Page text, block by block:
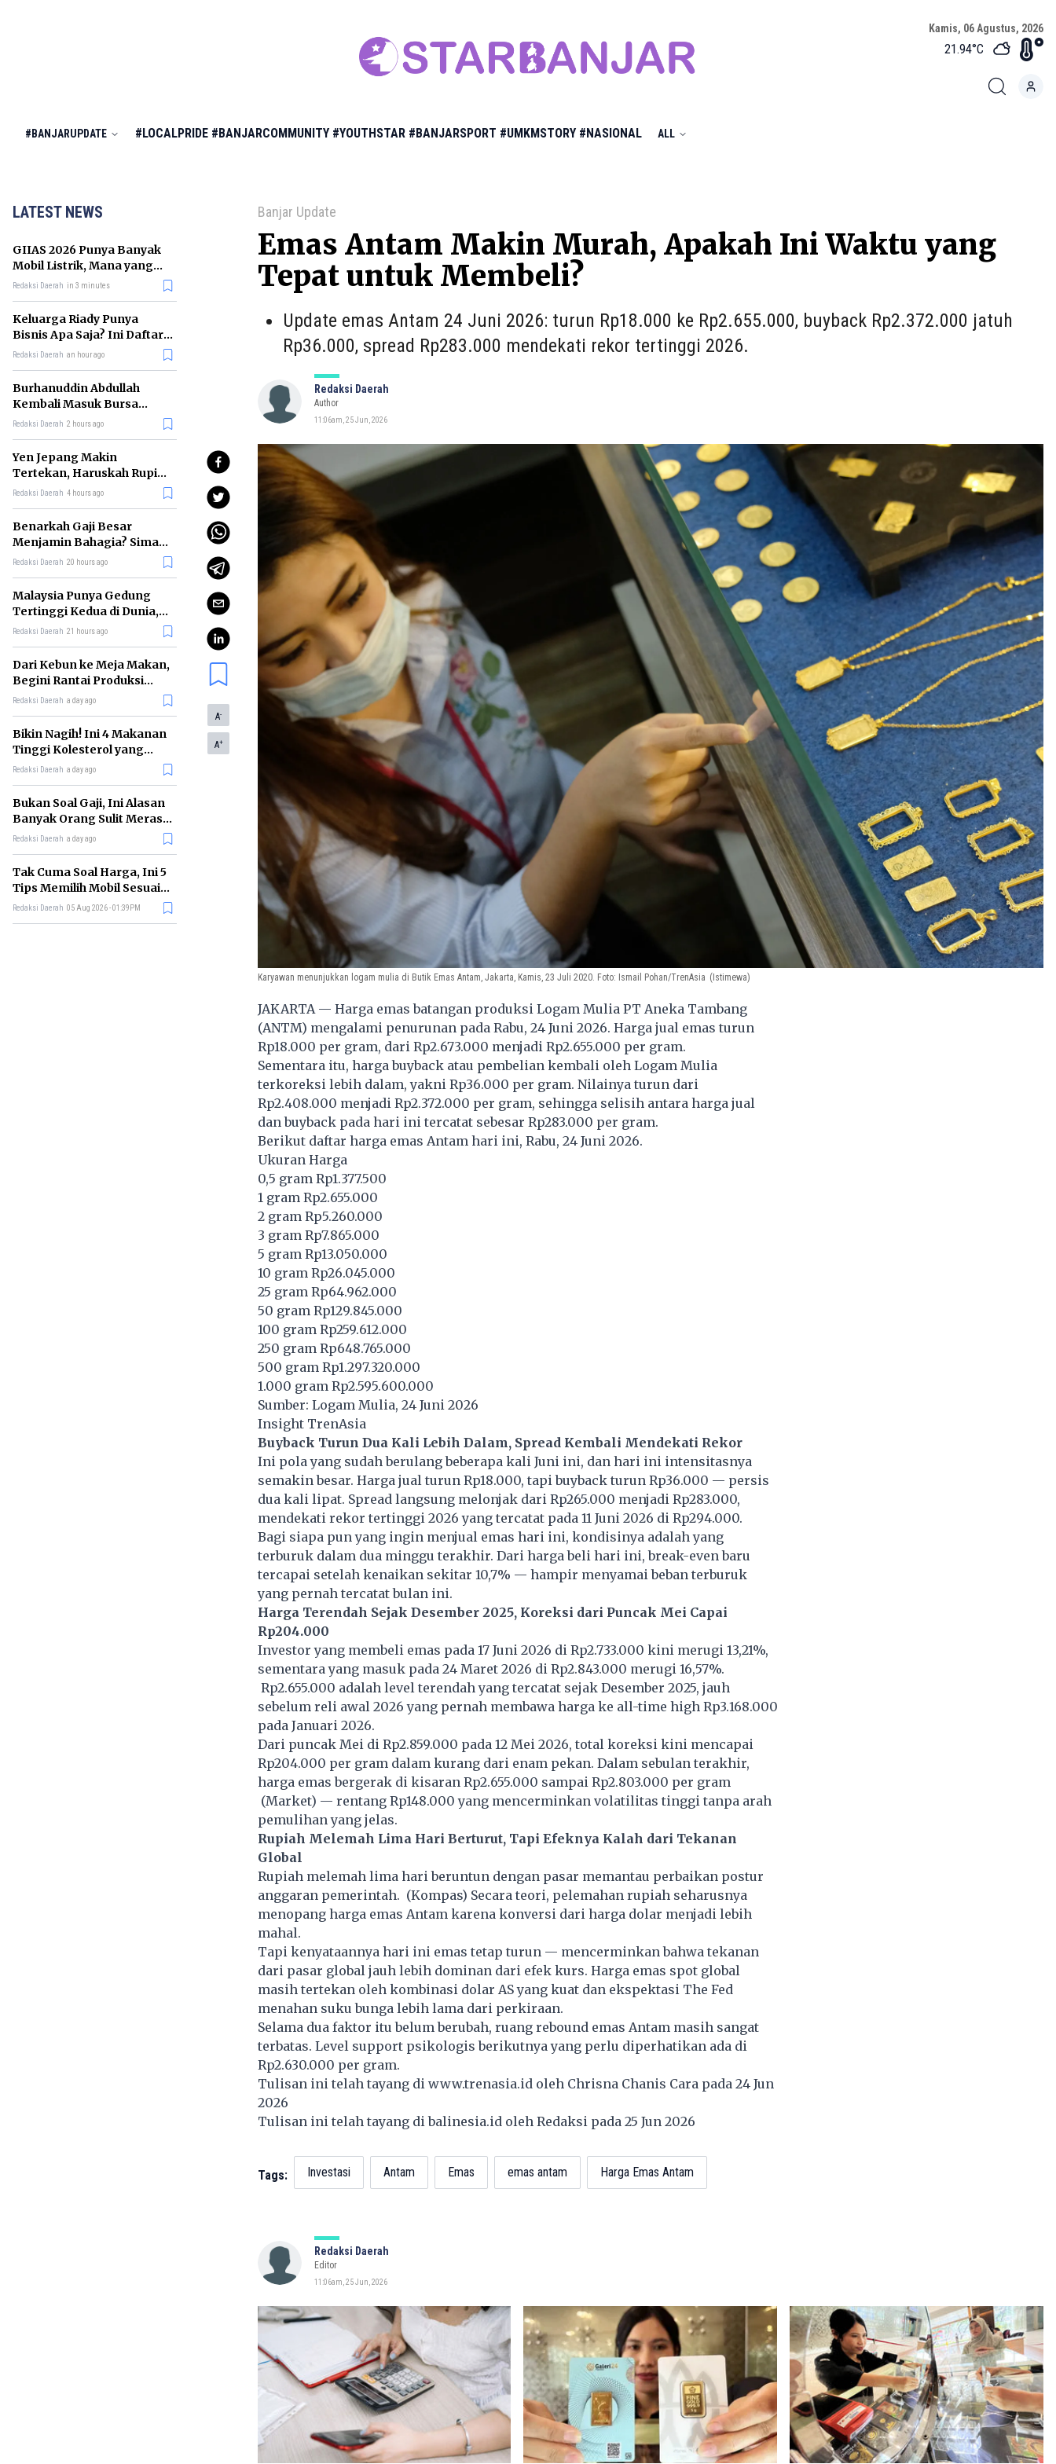
Kamis, 06 Agustus, 2026
21.94°C
#BANJARUPDATE #LOCALPRIDE #BANJARCOMMUNITY #YOUTHSTAR #BANJARSPORT #UMKMSTORY #NASIONAL ALL
LATEST NEWS
GIIAS 2026 Punya Banyak
Mobil Listrik, Mana yang
Cocok untuk Gaji Rp10 Juta?
Redaksi Daerah in 3 minutes
Keluarga Riady Punya
Bisnis Apa Saja? Ini Daftar
Kerajaan Usahanya
Redaksi Daerah an hour ago
Burhanuddin Abdullah
Kembali Masuk Bursa
Gubernur BI, Ini Rekam
Redaksi Daerah 2 hours ago
Yen Jepang Makin
Tertekan, Haruskah Rupiah
Ikut Khawatir?
Redaksi Daerah 4 hours ago
Benarkah Gaji Besar
Menjamin Bahagia? Simak
Penjelasan Ilmu Ekonomi
Redaksi Daerah 20 hours ago
Malaysia Punya Gedung
Tertinggi Kedua di Dunia,
Ini Daftar Lengkap 2026
Redaksi Daerah 21 hours ago
Dari Kebun ke Meja Makan,
Begini Rantai Produksi
Sawit di Indonesia
Redaksi Daerah a day ago
Bikin Nagih! Ini 4 Makanan
Tinggi Kolesterol yang
Sebaiknya Dikurangi
Redaksi Daerah a day ago
Bukan Soal Gaji, Ini Alasan
Banyak Orang Sulit Merasa
Cukup
Redaksi Daerah a day ago
Tak Cuma Soal Harga, Ini 5
Tips Memilih Mobil Sesuai
Kebutuhan
Redaksi Daerah 05 Aug 2026 - 01:39PM
Banjar Update
Emas Antam Makin Murah, Apakah Ini Waktu yang
Tepat untuk Membeli?
Update emas Antam 24 Juni 2026: turun Rp18.000 ke Rp2.655.000, buyback Rp2.372.000 jatuh
Rp36.000, spread Rp283.000 mendekati rekor tertinggi 2026.
Redaksi Daerah
Author
11:06am, 25 Jun, 2026
A-
A+
Karyawan menunjukkan logam mulia di Butik Emas Antam, Jakarta, Kamis, 23 Juli 2020. Foto: Ismail Pohan/TrenAsia (Istimewa)
JAKARTA — Harga emas batangan produksi Logam Mulia PT Aneka Tambang
(ANTM) mengalami penurunan pada Rabu, 24 Juni 2026. Harga jual emas turun
Rp18.000 per gram, dari Rp2.673.000 menjadi Rp2.655.000 per gram.
Sementara itu, harga buyback atau pembelian kembali oleh Logam Mulia
terkoreksi lebih dalam, yakni Rp36.000 per gram. Nilainya turun dari
Rp2.408.000 menjadi Rp2.372.000 per gram, sehingga selisih antara harga jual
dan buyback pada hari ini tercatat sebesar Rp283.000 per gram.
Berikut daftar harga emas Antam hari ini, Rabu, 24 Juni 2026.
Ukuran Harga
0,5 gram Rp1.377.500
1 gram Rp2.655.000
2 gram Rp5.260.000
3 gram Rp7.865.000
5 gram Rp13.050.000
10 gram Rp26.045.000
25 gram Rp64.962.000
50 gram Rp129.845.000
100 gram Rp259.612.000
250 gram Rp648.765.000
500 gram Rp1.297.320.000
1.000 gram Rp2.595.600.000
Sumber: Logam Mulia, 24 Juni 2026
Insight TrenAsia
Buyback Turun Dua Kali Lebih Dalam, Spread Kembali Mendekati Rekor
Ini pola yang sudah berulang beberapa kali Juni ini, dan hari ini intensitasnya
semakin besar. Harga jual turun Rp18.000, tapi buyback turun Rp36.000 — persis
dua kali lipat. Spread langsung melonjak dari Rp265.000 menjadi Rp283.000,
mendekati rekor tertinggi 2026 yang tercatat pada 11 Juni 2026 di Rp294.000.
Bagi siapa pun yang ingin menjual emas hari ini, kondisinya adalah yang
terburuk dalam dua minggu terakhir. Dari harga beli hari ini, break-even baru
tercapai setelah kenaikan sekitar 10,7% — hampir menyamai beban terburuk
yang pernah tercatat bulan ini.
Harga Terendah Sejak Desember 2025, Koreksi dari Puncak Mei Capai
Rp204.000
Investor yang membeli emas pada 17 Juni 2026 di Rp2.733.000 kini merugi 13,21%,
sementara yang masuk pada 24 Maret 2026 di Rp2.843.000 merugi 16,57%.
Rp2.655.000 adalah level terendah yang tercatat sejak Desember 2025, jauh
sebelum reli awal 2026 yang pernah membawa harga ke all-time high Rp3.168.000
pada Januari 2026.
Dari puncak Mei di Rp2.859.000 pada 12 Mei 2026, total koreksi kini mencapai
Rp204.000 per gram dalam kurang dari enam pekan. Dalam sebulan terakhir,
harga emas bergerak di kisaran Rp2.655.000 sampai Rp2.803.000 per gram
(Market) — rentang Rp148.000 yang mencerminkan volatilitas tinggi tanpa arah
pemulihan yang jelas.
Rupiah Melemah Lima Hari Berturut, Tapi Efeknya Kalah dari Tekanan
Global
Rupiah melemah lima hari beruntun dengan pasar memantau perbaikan postur
anggaran pemerintah. (Kompas) Secara teori, pelemahan rupiah seharusnya
menopang harga emas Antam karena konversi dari harga dolar menjadi lebih
mahal.
Tapi kenyataannya hari ini emas tetap turun — mencerminkan bahwa tekanan
dari pasar global jauh lebih dominan dari efek kurs. Harga emas spot global
masih tertekan oleh kombinasi dolar AS yang kuat dan ekspektasi The Fed
menahan suku bunga lebih lama dari perkiraan.
Selama dua faktor itu belum berubah, ruang rebound emas Antam masih sangat
terbatas. Level support psikologis berikutnya yang perlu diperhatikan ada di
Rp2.630.000 per gram.
Tulisan ini telah tayang di www.trenasia.id oleh Chrisna Chanis Cara pada 24 Jun
2026
Tulisan ini telah tayang dibalinesia.id oleh Redaksi pada 25 Jun 2026
Tags: Investasi Antam Emas emas antam Harga Emas Antam
Redaksi Daerah
Editor
11:06am, 25 Jun, 2026